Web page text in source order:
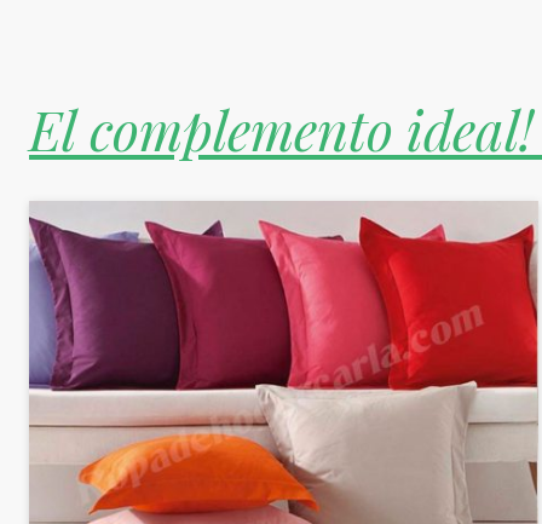
El complemento